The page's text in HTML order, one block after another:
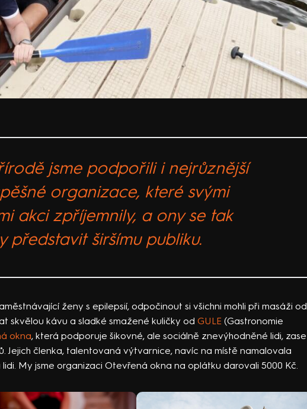
jsme podpořili i nejrůznější
organizace, které svými
akci zpříjemnily, a ony se tak
představit širšímu publiku.
ženy s epilepsií, odpočinout si všichni mohli při masáži od
skvělou kávu a sladké smažené kuličky od GULE (Gastronomie
okna, která podporuje šikovné, ale sociálně znevýhodněné lidi, zase
Jejich členka, talentovaná výtvarnice, navíc na místě namalovala
My jsme organizaci Otevřená okna na oplátku darovali 5000 Kč.